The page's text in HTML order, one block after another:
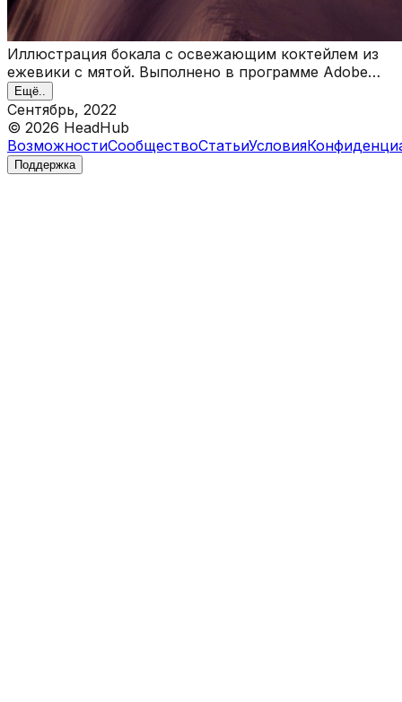
Иллюстрация бокала с освежающим коктейлем из
ежевики с мятой. Выполнено в программе Adobe
Photoshop
Ещё..
Сентябрь, 2022
© 2026 HeadHub
ВозможностиСообществоСтатьиУсловия
Поддержка